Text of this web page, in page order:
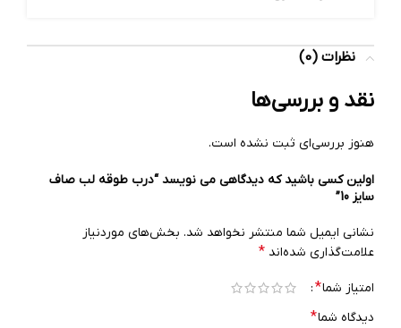
نظرات (0)
نقد و بررسی‌ها
هنوز بررسی‌ای ثبت نشده است.
اولین کسی باشید که دیدگاهی می نویسد “درب طوقه لب صاف
سایز 10”
نشانی ایمیل شما منتشر نخواهد شد. بخش‌های موردنیاز
علامت‌گذاری شده‌اند *
امتیاز شما*
دیدگاه شما*